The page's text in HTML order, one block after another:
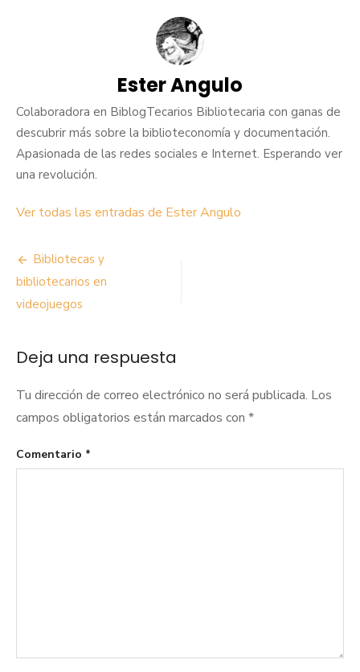
Ester Angulo
Colaboradora en BiblogTecarios Bibliotecaria con ganas de
descubrir más sobre la biblioteconomía y documentación.
Apasionada de las redes sociales e Internet. Esperando ver
una revolución.
Ver todas las entradas de Ester Angulo
Navegación
de
entradas
Bibliotecas y
bibliotecarios en
videojuegos
Deja una respuesta
Tu dirección de correo electrónico no será publicada. Los
campos obligatorios están marcados con *
Comentario *